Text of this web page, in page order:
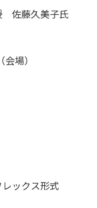
佐藤久美子氏
場）
ックス形式